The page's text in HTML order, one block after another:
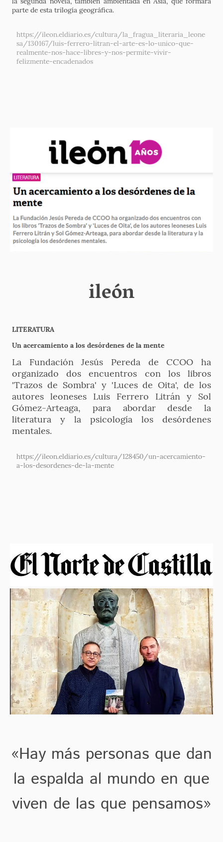
parte de esta trilogía geográfica.
https://ileon.eldiario.es/cultura/la_fragua_literaria_leone
sa/130167/luis-ferrero-litran-el-arte-es-lo-unico-que-
realmente-nos-hace-libres-y-nos-permite-vivir-
felizmente-encadenados
ileón
LITERATURA
Un acercamiento a los desórdenes de la mente
La Fundación Jesús Pereda de CCOO ha
organizado dos encuentros con los libros
'Trazos de Sombra' y 'Luces de Oita', de los
autores leoneses Luis Ferrero Litrán y Sol
Gómez-Arteaga, para abordar desde la
literatura y la psicología los desórdenes
mentales.
https://ileon.eldiario.es/cultura/128450/un-acercamiento-
a-los-desordenes-de-la-mente
«Hay más personas que dan
la espalda al mundo en que
viven de las que pensamos»